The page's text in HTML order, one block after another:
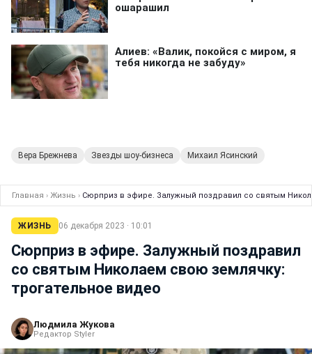
Вера Брежнева Звезды шоу-бизнеса Михаил Ясинский
Главная › Жизнь › Сюрприз в эфире. Залужный поздравил со святым
ЖИЗНЬ 06 декабря 2023 · 10:01
Сюрприз в эфире. Залужный поздравил
со святым Николаем свою землячку:
трогательное видео
Людмила Жукова
Редактор Styler